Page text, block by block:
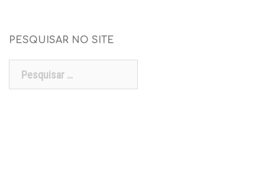
PESQUISAR NO SITE
Pesquisar
por: